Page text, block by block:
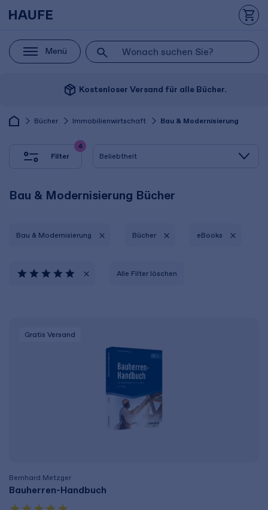
Menü
package_2 Kostenloser Versand für alle Bücher.
Bücher Immobilienwirtschaft Bau & Modernisierung
Filter
4
Bau & Modernisierung Bücher
Bau & Modernisierung Bücher eBooks
Alle Filter löschen
Gratis Versand
Bernhard Metzger
Bauherren-Handbuch